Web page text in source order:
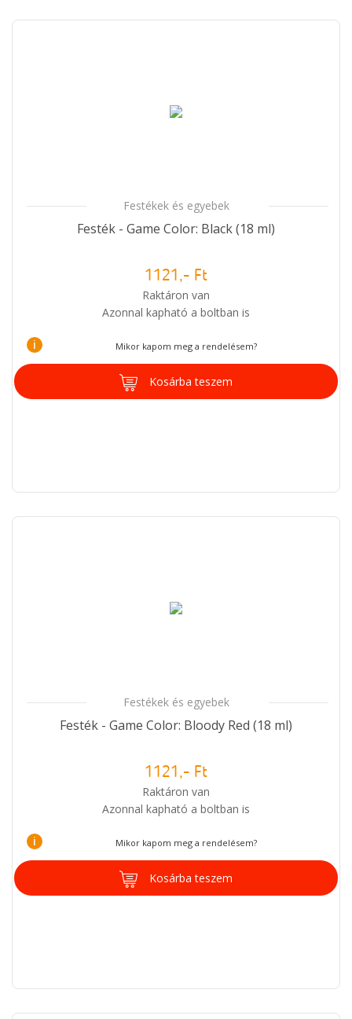
Festékek és egyebek
Festék - Game Color: Black (18 ml)
1121,- Ft
Raktáron van
Azonnal kapható a boltban is
i Mikor kapom meg a rendelésem?
Kosárba teszem
Festékek és egyebek
Festék - Game Color: Bloody Red (18 ml)
1121,- Ft
Raktáron van
Azonnal kapható a boltban is
i Mikor kapom meg a rendelésem?
Kosárba teszem